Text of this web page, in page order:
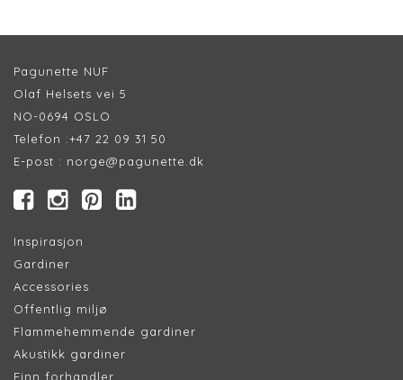
Pagunette NUF
Olaf Helsets vei 5
NO-0694 OSLO
Telefon :+47 22 09 31 50
E-post : norge@pagunette.dk
Inspirasjon
Gardiner
Accessories
Offentlig miljø
Flammehemmende gardiner
Akustikk gardiner
Finn forhandler